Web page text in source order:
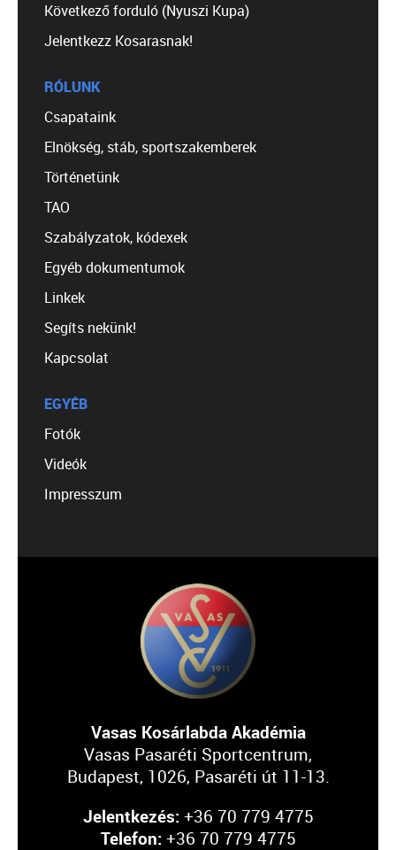
Következő forduló (Nyuszi Kupa)
Jelentkezz Kosarasnak!
RÓLUNK
Csapataink
Elnökség, stáb, sportszakemberek
Történetünk
TAO
Szabályzatok, kódexek
Egyéb dokumentumok
Linkek
Segíts nekünk!
Kapcsolat
EGYÉB
Fotók
Videók
Impresszum
Vasas Kosárlabda Akadémia
Vasas Pasaréti Sportcentrum,
Budapest, 1026, Pasaréti út 11-13.
Jelentkezés: +36 70 779 4775
Telefon: +36 70 779 4775